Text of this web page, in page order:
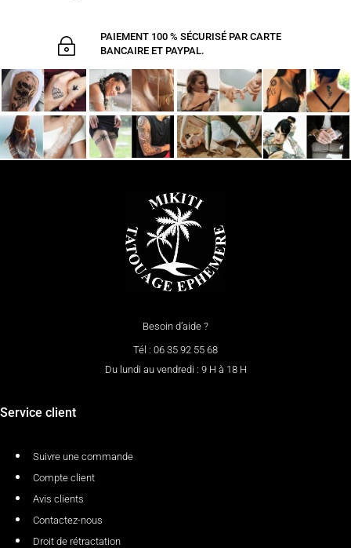
~
PAIEMENT 100 % SÉCURISÉ PAR CARTE
BANCAIRE ET PAYPAL.
Besoin d’aide ?
Tél : 06 35 92 55 68
Du lundi au vendredi : 9 H à 18 H
Service client
Suivre une commande
Compte client
Avis clients
Contactez-nous
Droit de rétractation